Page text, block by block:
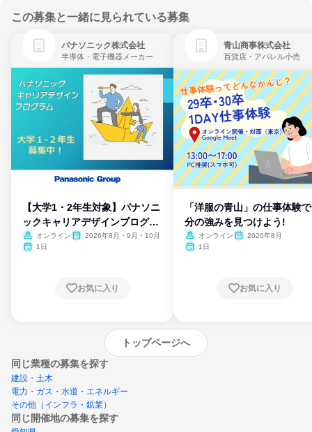
この募集と一緒に見られている募集
パナソニック株式会社
半導体・電子機器メーカー
【大学1・2年生対象】パナソニ
ックキャリアデザインプログラ
ム
オンライン
2026年8月・9月・10月
1日
お気に入り
青山商事株式会社
百貨店・アパレル小売
「洋服の青山」の仕事体験
分の強みを見つけよう!
オンライン
2026年8月
1日
お気に入り
トップページへ
同じ業種の募集を探す
建設・土木
電力・ガス・水道・エネルギー
その他（インフラ・鉱業）
同じ開催地の募集を探す